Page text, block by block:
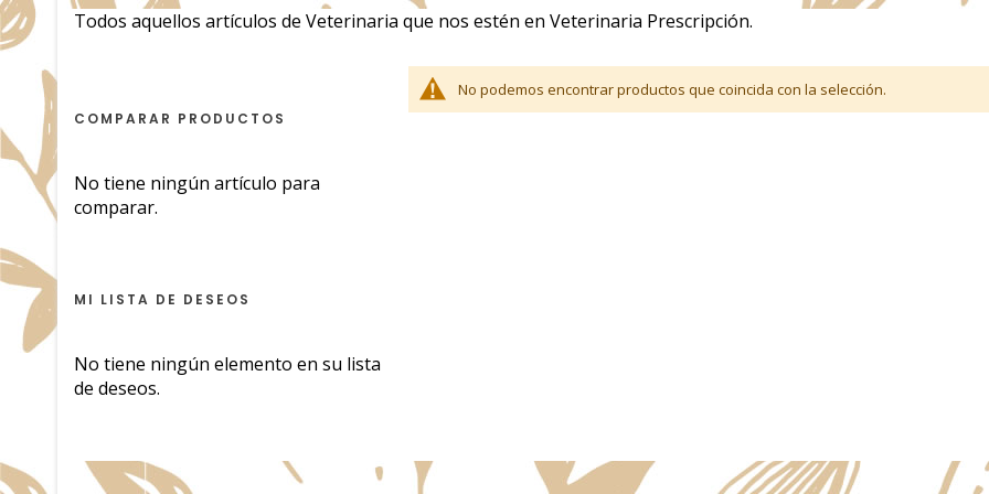
Todos aquellos artículos de Veterinaria que nos estén en Veterinaria Prescripción.
No podemos encontrar productos que coincida con la selección.
COMPARAR PRODUCTOS
No tiene ningún artículo para
comparar.
MI LISTA DE DESEOS
No tiene ningún elemento en su lista
de deseos.